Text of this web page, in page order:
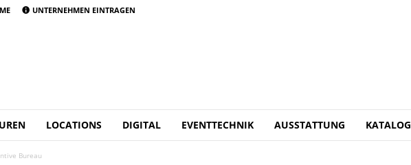
UNTERNEHMEN EINTRAGEN
LOCATIONS DIGITAL EVENTTECHNIK AUSSTATTUNG KATALOG
Bureau